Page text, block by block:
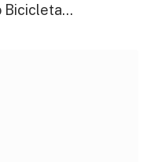
Bicicleta…